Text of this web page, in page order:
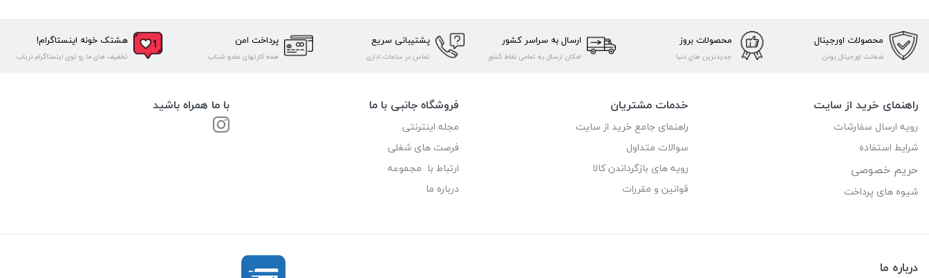
محصولات اورجینال
ضمانت اورجینال بودن
محصولات بروز
جدیدترین های دنیا
ارسال به سراسر کشور
امکان ارسال به تمامی نقاط کشور
پشتیبانی سریع
تماس در ساعات اداری
پرداخت امن
همه کارتهای عضو شتاب
هشتک خونه اینستاگرام!
تخفیف های ما رو توی اینستاگرام دریاب
راهنمای خرید از سایت
رویه ارسال سفارشات
شرایط استفاده
حریم خصوصی
شیوه های پرداخت
خدمات مشتریان
راهنمای جامع خرید از سایت
سوالات متداول
رویه های بازگرداندن کالا
قوانین و مقررات
فروشگاه جانبی با ما
مجله اینترنتی
فرصت های شغلی
ارتباط با مجموعه
درباره ما
با ما همراه باشید
درباره ما